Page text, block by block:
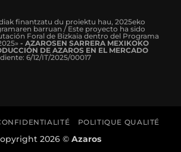
finantzatu du proiektu hau, 2025eko
barruan / Este proyecto ha sido
Foral de Bizkaia dentro del Programa
- AZAROSEN SARRERA MEXIKOKO
DE AZAROS EN EL MERCADO
6/12/IT/2025/00017
POLITIQUE QUALITÉ
2026 © Azaros